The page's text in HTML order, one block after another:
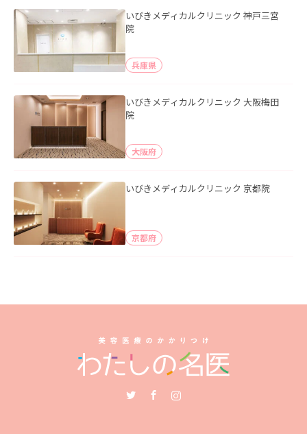
いびきメディカルクリニック 神戸三宮
院
兵庫県
いびきメディカルクリニック 大阪梅田
院
大阪府
いびきメディカルクリニック 京都院
京都府